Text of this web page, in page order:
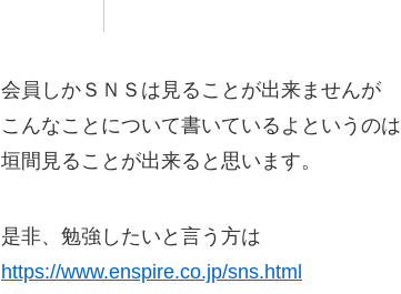
会員しかＳＮＳは見ることが出来ませんが
こんなことについて書いているよというのは
垣間見ることが出来ると思います。
是非、勉強したいと言う方は
https://www.enspire.co.jp/sns.html